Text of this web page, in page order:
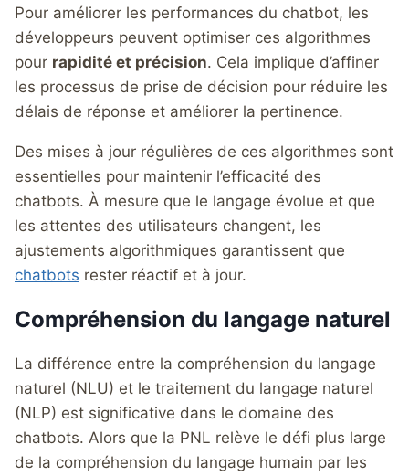
Pour améliorer les performances du chatbot, les
développeurs peuvent optimiser ces algorithmes
pour rapidité et précision. Cela implique d’affiner
les processus de prise de décision pour réduire les
délais de réponse et améliorer la pertinence.
Des mises à jour régulières de ces algorithmes sont
essentielles pour maintenir l’efficacité des
chatbots. À mesure que le langage évolue et que
les attentes des utilisateurs changent, les
ajustements algorithmiques garantissent que
chatbots rester réactif et à jour.
Compréhension du langage naturel
La différence entre la compréhension du langage
naturel (NLU) et le traitement du langage naturel
(NLP) est significative dans le domaine des
chatbots. Alors que la PNL relève le défi plus large
de la compréhension du langage humain par les